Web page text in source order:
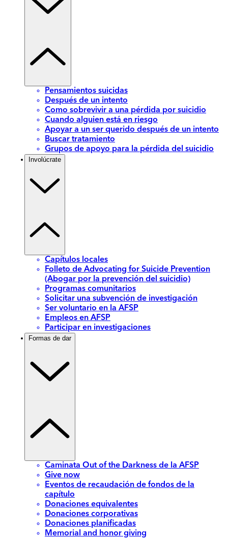
Pensamientos suicidas
Después de un intento
Como sobrevivir a una pérdida por suicidio
Cuando alguien está en riesgo
Apoyar a un ser querido después de un intento
Buscar tratamiento
Grupos de apoyo para la pérdida del suicidio
Involúcrate
Capítulos locales
Folleto de Advocating for Suicide Prevention
(Abogar por la prevención del suicidio)
Programas comunitarios
Solicitar una subvención de investigación
Ser voluntario en la AFSP
Empleos en AFSP
Participar en investigaciones
Formas de dar
Caminata Out of the Darkness de la AFSP
Give now
Eventos de recaudación de fondos de la
capítulo
Donaciones equivalentes
Donaciones corporativas
Donaciones planificadas
Memorial and honor giving